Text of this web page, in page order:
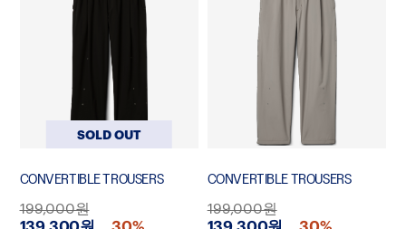
SOLD OUT
CONVERTIBLE TROUSERS
199,000원
CONVERTIBLE TROUSERS
199,000원